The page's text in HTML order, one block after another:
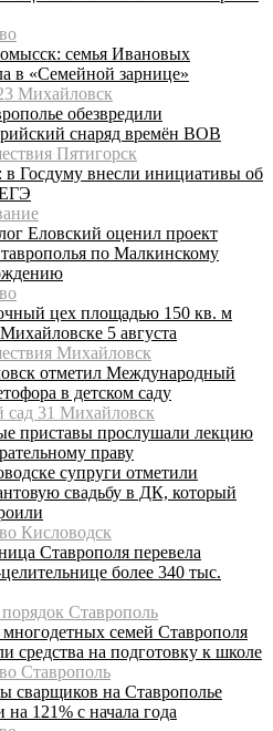
семья Ивановых
в «Семейной зарнице»
Михайловск
обезвредили
снаряд времён ВОВ
Пятигорск
в Госдуму внесли инициативы об
Еловский оценил проект
по Малкинскому
цех площадью 150 кв. м
5 августа
Михайловск
отметил Международный
в детском саду
сад 31 Михайловск
приставы прослушали лекцию
праву
супруги отметили
свадьбу в ДК, который
Кисловодск
Ставрополя перевела
более 340 тыс.
Ставрополь
многодетных семей Ставрополя
средства на подготовку к школе
Ставрополь
сварщиков на Ставрополье
на 121% с начала года